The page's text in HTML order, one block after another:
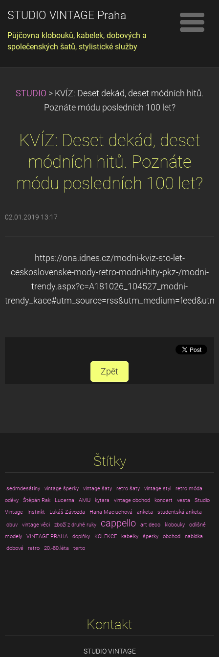
STUDIO VINTAGE Praha
Půjčovna klobouků, kabelek, dobových a
společenských šatů, stylistické služby
STUDIO > KVÍZ: Deset dekád, deset módních hitů.
Poznáte módu posledních 100 let?
KVÍZ: Deset dekád, deset
módních hitů. Poznáte
módu posledních 100 let?
02.01.2019 13:17
https://ona.idnes.cz/modni-kviz-sto-let-
ceskoslovenske-mody-retro-modni-hity-pkz-/modni-
trendy.aspx?c=A181026_104527_modni-
Zpět
Štítky
sedmdesátiny vintage šperky vintage šaty retro šaty vintage styl
retro móda
oděvy
Štěpán Rak Lucerna AMU kytara vintage obchod koncert vesta
Studio
Vintage
Instinkt Lukáš Závozda Hana Maciuchová anketa
studentská anketa
obuv
vintage věci zboží z druhé ruky cappello art deco klobouky
odlišné
modely
VINTAGE PRAHA doplňky KOLEKCE kabelky šperky obchod
nabídka
dobové
retro 20.-80.léta terto
Kontakt
STUDIO VINTAGE